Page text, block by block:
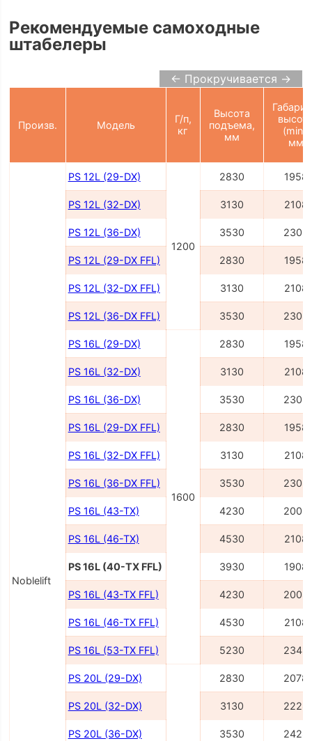
Рекомендуемые самоходные
штабелеры
← Прокручивается →
Произв. Модель
Г/п,
кг
Высота
подъема,
мм
(min),
мм
Noblelift
PS 12L (29-DX)
1200
2830 1958
PS 12L (32-DX) 3130 2108
PS 12L (36-DX) 3530 2308
PS 12L (29-DX FFL) 2830 1958
PS 12L (32-DX FFL) 3130 2108
PS 12L (36-DX FFL) 3530 2308
PS 16L (29-DX)
1600
2830 1958
PS 16L (32-DX) 3130 2108
PS 16L (36-DX) 3530 2308
PS 16L (29-DX FFL) 2830 1958
PS 16L (32-DX FFL) 3130 2108
PS 16L (36-DX FFL) 3530 2308
PS 16L (43-TX) 4230 2008
PS 16L (46-TX) 4530 2108
PS 16L (40-TX FFL) 3930 1908
PS 16L (43-TX FFL) 4230 2008
PS 16L (46-TX FFL) 4530 2108
PS 16L (53-TX FFL) 5230 2343
PS 20L (29-DX) 2830 2078
PS 20L (32-DX) 3130 2228
PS 20L (36-DX) 3530 2428